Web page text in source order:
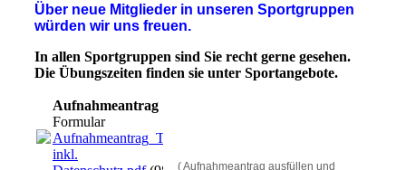
Über neue Mitglieder in unseren Sportgruppen
würden wir uns freuen.
In allen Sportgruppen sind Sie recht gerne gesehen.
Die Übungszeiten finden sie unter Sportangebote.
Aufnahmeantrag
Formular
Aufnahmeantrag_Turnerbund
inkl.
( Aufnahmeantrag ausfüllen und